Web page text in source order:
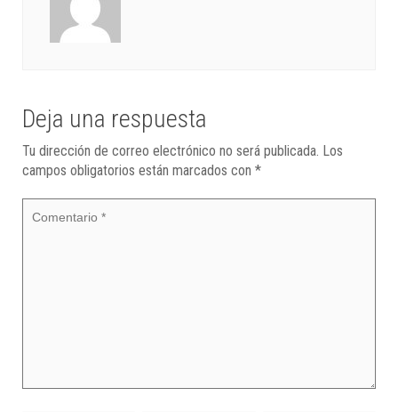
Deja una respuesta
Tu dirección de correo electrónico no será publicada. Los
campos obligatorios están marcados con *